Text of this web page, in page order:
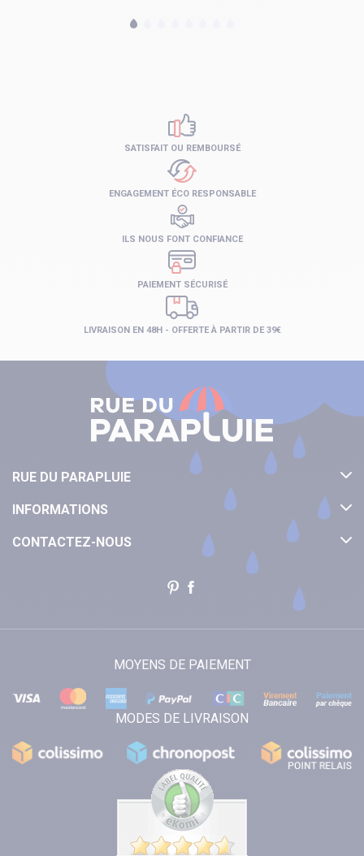
LIVRAISON EN 48H - OFFERTE À PARTIR DE 39€
PAIEMENT SÉCURISÉ
SATISFAIT OU REMBOURSÉ
ENGAGEMENT ÉCO RESPONSABLE
ILS NOUS FONT CONFIANCE
RUE DU PARAPLUIE
INFORMATIONS
CONTACTEZ-NOUS
MOYENS DE PAIEMENT
MODES DE LIVRAISON